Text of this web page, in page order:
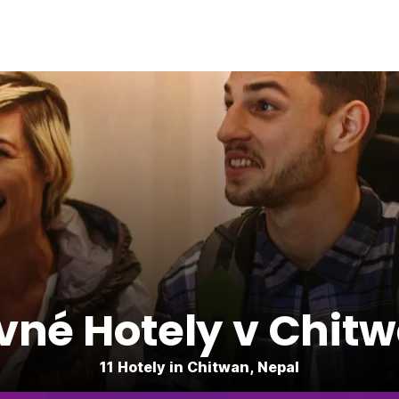
Hotely v
11 Hotely in Chitwan, Nepal